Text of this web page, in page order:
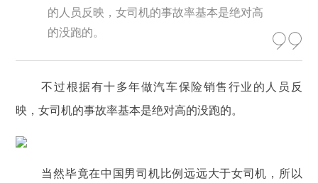
的人员反映，女司机的事故率基本是绝对高
的没跑的。
不过根据有十多年做汽车保险销售行业的人员反
映，女司机的事故率基本是绝对高的没跑的。
当然毕竟在中国男司机比例远远大于女司机，所以